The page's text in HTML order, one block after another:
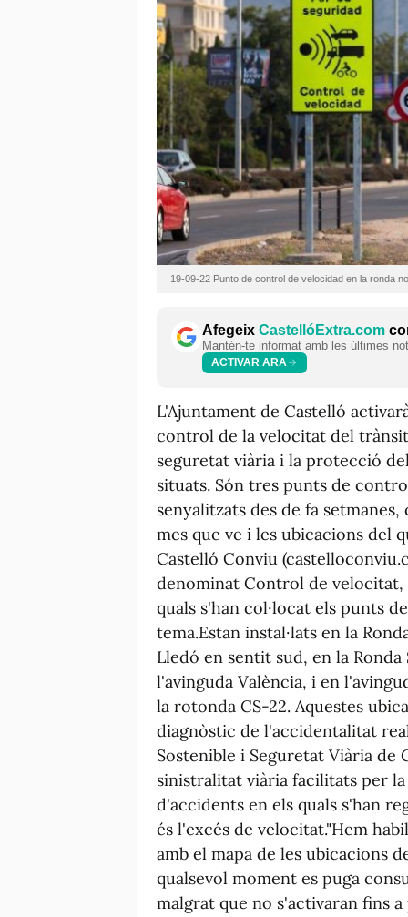
19-09-22 Punto de control de velocidad en la ronda
Afegeix CastellóExtra.com
Mantén-te informat amb les últimes
ACTIVAR ARA
L'Ajuntament de Castelló
control de la velocitat del
seguretat viària i la protecció
situats. Són tres punts de
senyalitzats des de fa
mes que ve i les ubicacions del
Castelló Conviu
denominat Control de velocitat,
quals s'han col·locat els punts
tema.Estan instal·lats en la
Lledó en sentit sud, en la
l'avinguda València, i en
la rotonda CS-22. Aquestes
diagnòstic de l'accidentalitat
Sostenible i Seguretat Viària de
sinistralitat viària facilitats per
d'accidents en els quals s'han
és l'excés de velocitat."Hem
amb el mapa de les ubicacions
qualsevol moment es puga
malgrat que no s'activaran fins